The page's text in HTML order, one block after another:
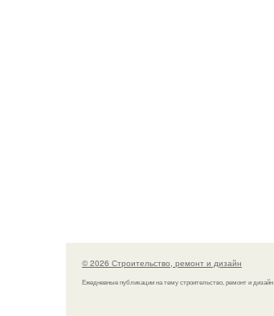
© 2026 Строительство, ремонт и дизайн
Ежедневные публикации на тему строительство, ремонт и дизайн